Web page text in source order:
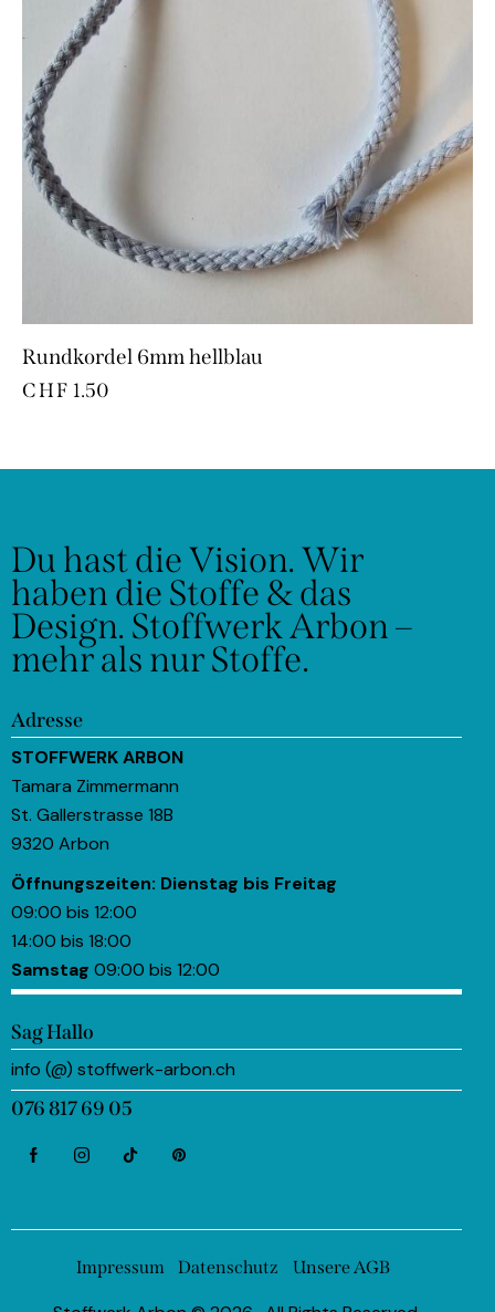
Rundkordel 6mm hellblau
CHF 1.50
Du hast die Vision.Wir
haben die Stoffe & das
Design. Stoffwerk Arbon –
mehr als nur Stoffe.
Adresse
STOFFWERK ARBON
Tamara Zimmermann
St. Gallerstrasse 18B
9320 Arbon
Öffnungszeiten: Dienstag bis Freitag
09:00 bis 12:00
14:00 bis 18:00
Samstag 09:00 bis 12:00
Sag Hallo
info (@) stoffwerk-arbon.ch
076 817 69 05
Impressum Datenschutz Unsere AGB